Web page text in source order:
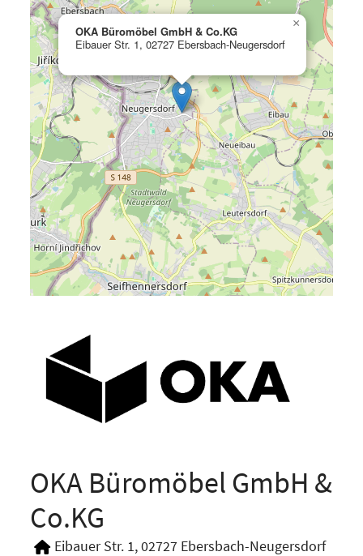
OKA Büromöbel GmbH & Co.KG
Eibauer Str. 1, 02727 Ebersbach-Neugersdorf
×
OKA Büromöbel GmbH &
Co.KG
Eibauer Str. 1, 02727 Ebersbach-Neugersdorf